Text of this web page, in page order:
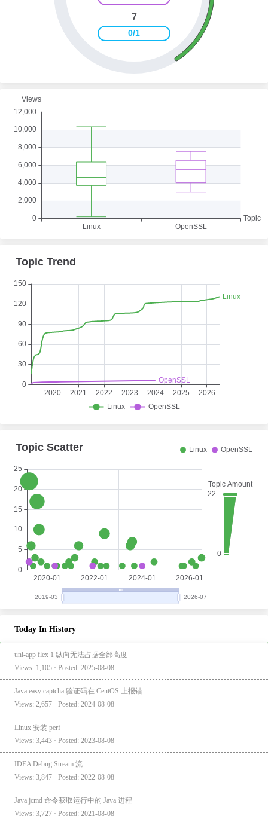
Today In History
uni-app flex 1 纵向无法占据全部高度
Views: 1,105 · Posted: 2025-08-08
Java easy captcha 验证码在 CentOS 上报错
Views: 2,657 · Posted: 2024-08-08
Linux 安装 perf
Views: 3,443 · Posted: 2023-08-08
IDEA Debug Stream 流
Views: 3,847 · Posted: 2022-08-08
Java jcmd 命令获取运行中的 Java 进程
Views: 3,727 · Posted: 2021-08-08